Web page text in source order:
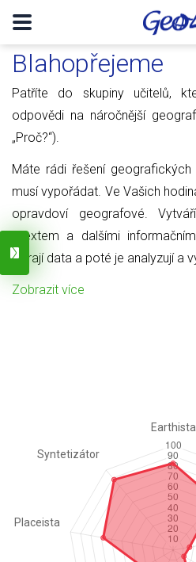
Blahopřejeme
Patříte do skupiny učitelů,
odpovědi na náročnější
„Proč?“).
Máte rádi řešení
musí vypořádat. Ve Vašich
opravdoví geografové.
s textem a dalšími
sbírají data a poté je analyzují a
Zobrazit více